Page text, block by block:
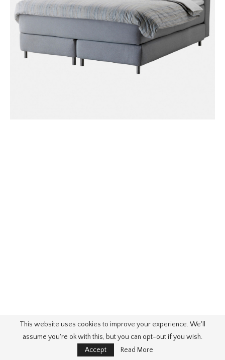
This website uses cookies to improve your experience. We'll
assume you're ok with this, but you can opt-out if you wish.
Accept
Read More